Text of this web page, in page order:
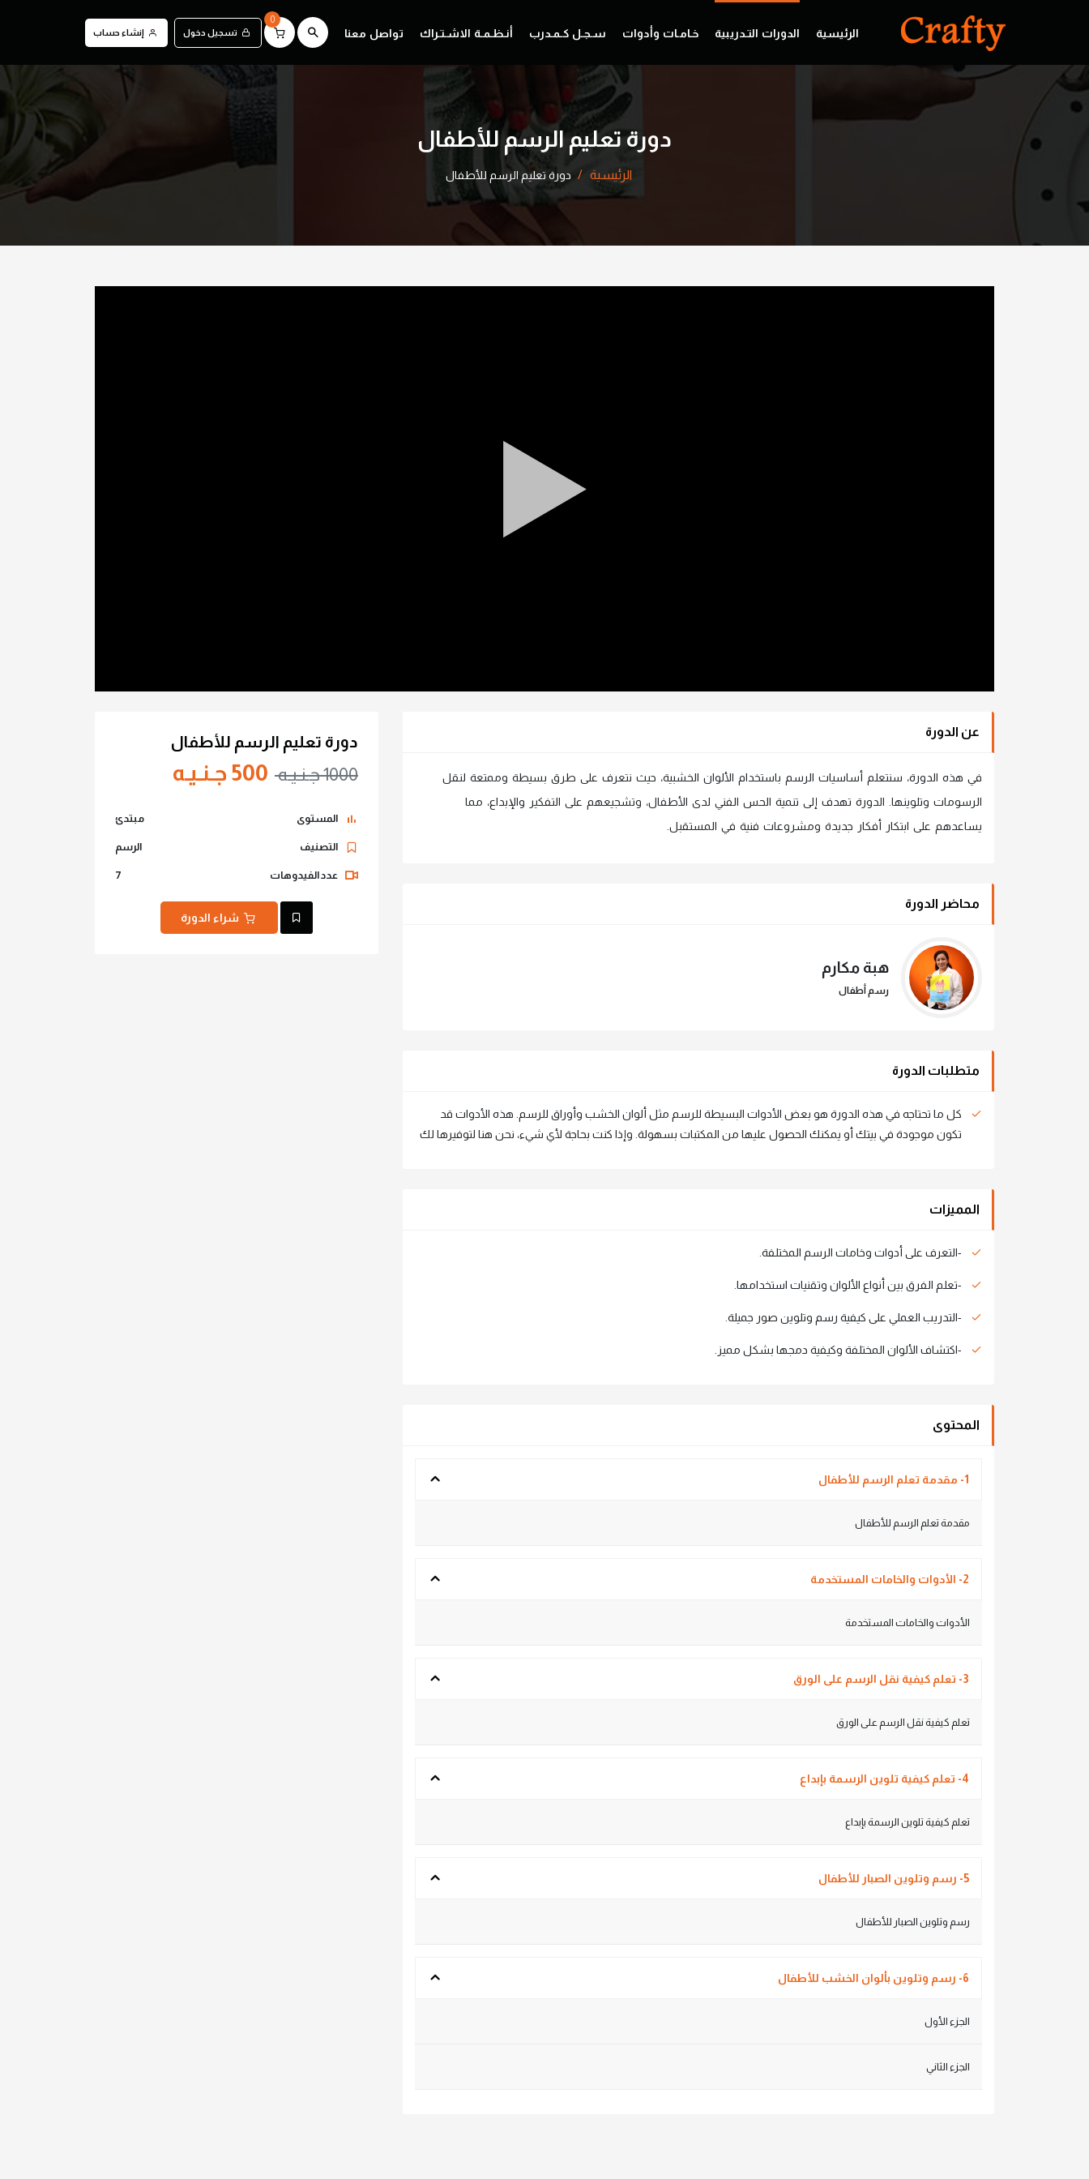
0
تسجيل دخول إنشاء حساب الرئيسية الدورات التـدريبية خـامـات وأدوات سـجـل كـمـدرب أنـظـمـة الاشـتـراك تواصل معنا
دورة تعليم الرسم للأطفال
الرئيسية دورة تعليم الرسم للأطفال
عن الدورة
في هذه الدورة، سنتعلم أساسيات الرسم باستخدام الألوان الخشبية، حيث نتعرف على طرق بسيطة وممتعة لنقل
الرسومات وتلوينها. الدورة تهدف إلى تنمية الحس الفني لدى الأطفال، وتشجيعهم على التفكير والإبداع، مما
يساعدهم على ابتكار أفكار جديدة ومشروعات فنية في المستقبل.
محاضر الدورة
هبة مكارم
رسم أطفال
متطلبات الدورة
كل ما تحتاجه في هذه الدورة هو بعض الأدوات البسيطة للرسم مثل ألوان الخشب وأوراق للرسم. هذه الأدوات قد
تكون موجودة في بيتك أو يمكنك الحصول عليها من المكتبات بسهولة. وإذا كنت بحاجة لأي شيء، نحن هنا لتوفيرها لك
المميزات
-التعرف على أدوات وخامات الرسم المختلفة.
-تعلم الفرق بين أنواع الألوان وتقنيات استخدامها.
-التدريب العملي على كيفية رسم وتلوين صور جميلة.
-اكتشاف الألوان المختلفة وكيفية دمجها بشكل مميز.
المحتوى
1- مقدمة تعلم الرسم للأطفال
مقدمة تعلم الرسم للأطفال
2- الأدوات والخامات المستخدمة
الأدوات والخامات المستخدمة
3- تعلم كيفية نقل الرسم على الورق
تعلم كيفية نقل الرسم على الورق
4- تعلم كيفية تلوين الرسمة بإبداع
تعلم كيفية تلوين الرسمة بإبداع
5- رسم وتلوين الصبار للأطفال
رسم وتلوين الصبار للأطفال
6- رسم وتلوين بألوان الخشب للأطفال
الجزء الأول
الجزء الثاني
دورة تعليم الرسم للأطفال
1000 جـنـيـه 500 جـنـيـه
المستوى مبتدئ
التصنيف الرسم
عدد الفيدوهات 7